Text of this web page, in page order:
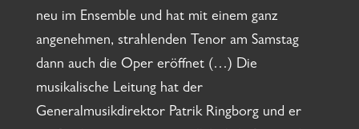
neu im Ensemble und hat mit einem ganz
angenehmen, strahlenden Tenor am Samstag
dann auch die Oper eröffnet (…) Die
musikalische Leitung hat der
Generalmusikdirektor Patrik Ringborg und er